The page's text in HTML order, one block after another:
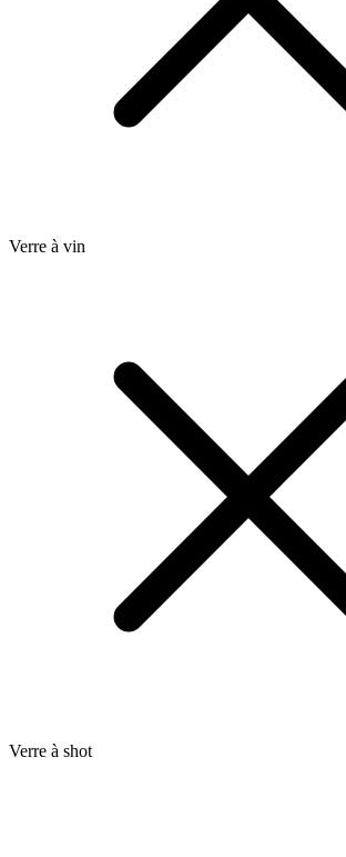
Verre à vin
Verre à shot